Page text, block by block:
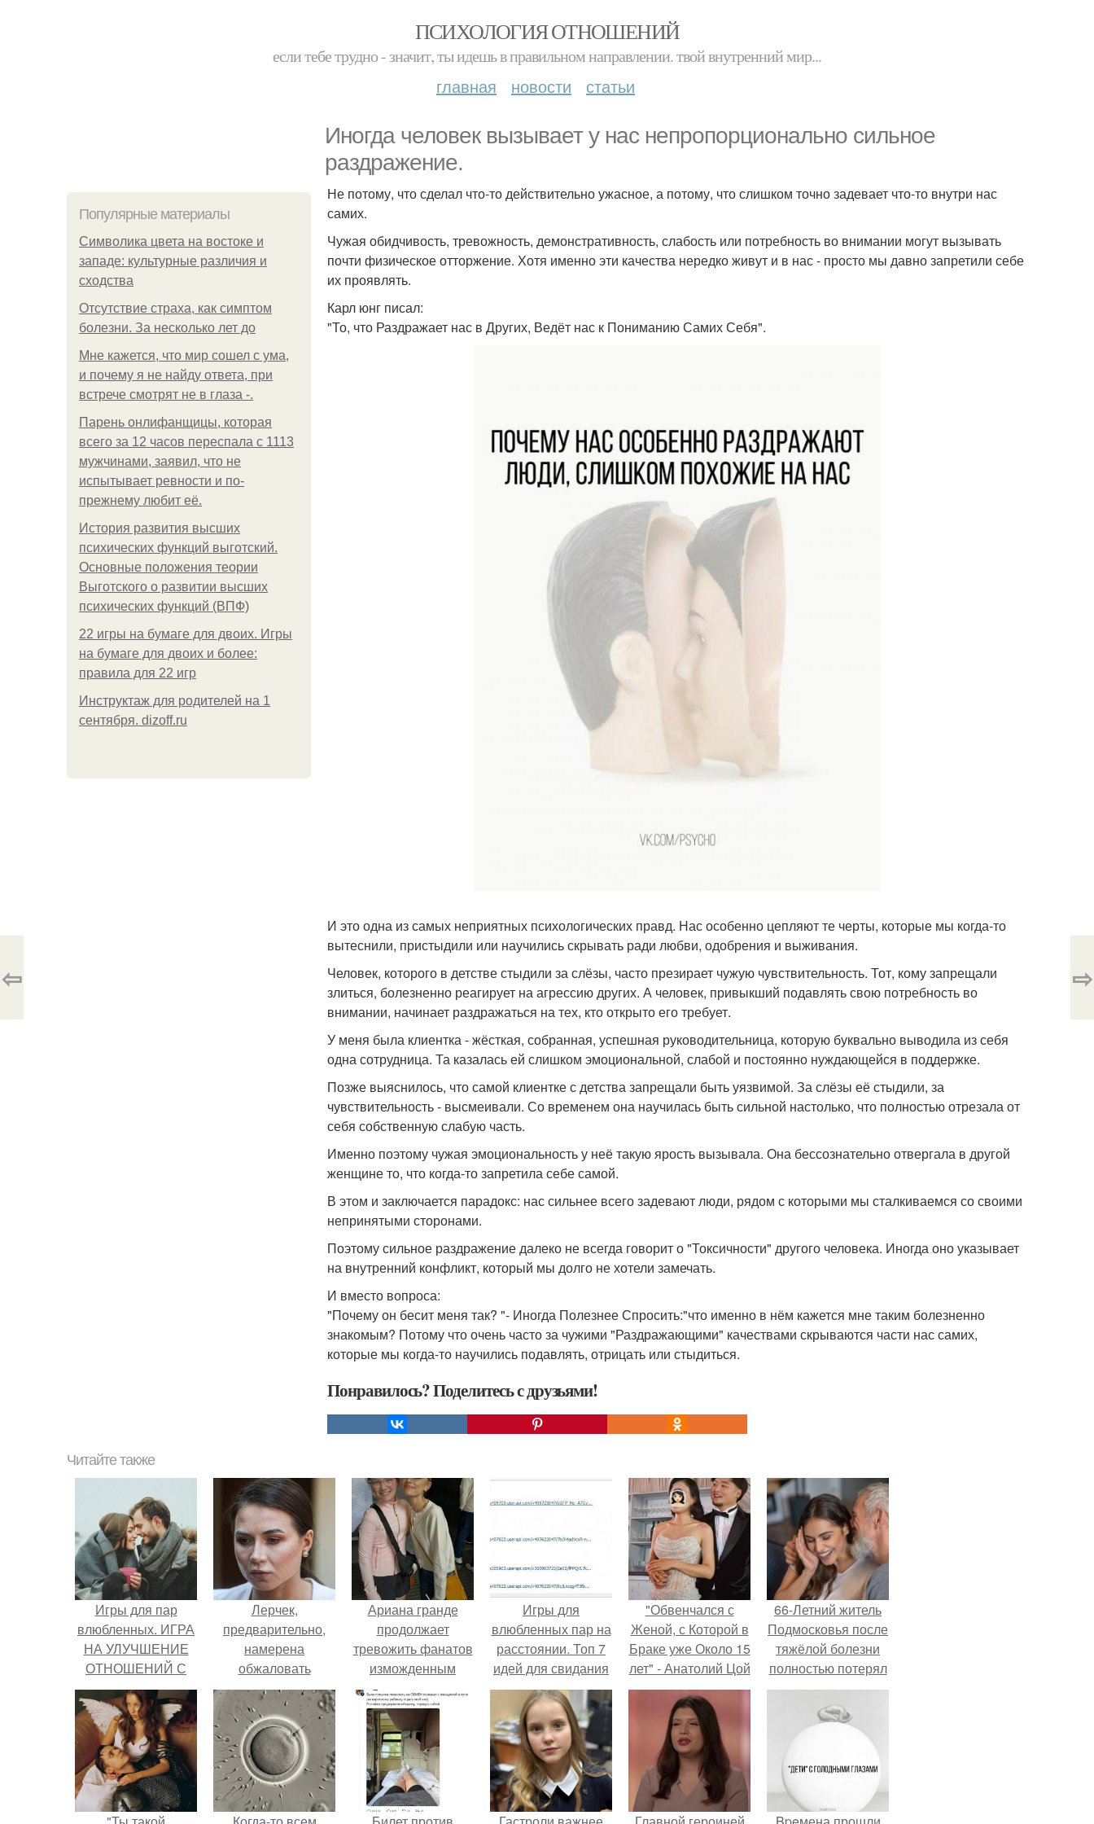
ПСИХОЛОГИЯ ОТНОШЕНИЙ
если тебе трудно - значит, ты идешь в правильном направлении. твой внутренний мир...
главная новости статьи
Инoгдa человек вызывает у нас непропорционально сильное
раздражение.
Популярные материалы
Символика цвета на востоке и
западе: культурные различия и
сходства
Отсутствие страха, как симптом
болезни. За несколько лет до
Мне кажется, что мир сошел с ума,
и почему я не найду ответа, при
встрече смотрят не в глаза -.
Парень онлифанщицы, которая
всего за 12 часов переспала с 1113
мужчинами, заявил, что не
испытывает ревности и по-
прежнему любит её.
История развития высших
психических функций выготский.
Основные положения теории
Выготского о развитии высших
психических функций (ВПФ)
22 игры на бумаге для двоих. Игры
на бумаге для двоих и более:
правила для 22 игр
Инструктаж для родителей на 1
сентября. dizoff.ru
Не потому, что сделал что-то действительно ужасное, а потому, что слишком точно задевает что-то внутри нас
самих.
Чужая обидчивость, тревожность, демонстративность, слабость или потребность во внимании могут вызывать
почти физическое отторжение. Хотя именно эти качества нередко живут и в нас - просто мы давно запретили себе
их проявлять.
Карл юнг писал:
"То, что Раздражает нас в Других, Ведёт нас к Пониманию Самих Себя".
И это одна из самых неприятных психологических правд. Нас особенно цепляют те черты, которые мы когда-то
вытеснили, пристыдили или научились скрывать ради любви, одобрения и выживания.
Человек, которого в детстве стыдили за слёзы, часто презирает чужую чувствительность. Тот, кому запрещали
злиться, болезненно реагирует на агрессию других. А человек, привыкший подавлять свою потребность во
внимании, начинает раздражаться на тех, кто открыто его требует.
У меня была клиентка - жёсткая, собранная, успешная руководительница, которую буквально выводила из себя
одна сотрудница. Та казалась ей слишком эмоциональной, слабой и постоянно нуждающейся в поддержке.
Позже выяснилось, что самой клиентке с детства запрещали быть уязвимой. За слёзы её стыдили, за
чувствительность - высмеивали. Со временем она научилась быть сильной настолько, что полностью отрезала от
себя собственную слабую часть.
Именно поэтому чужая эмоциональность у неё такую ярость вызывала. Она бессознательно отвергала в другой
женщине то, что когда-то запретила себе самой.
В этом и заключается парадокс: нас сильнее всего задевают люди, рядом с которыми мы сталкиваемся со своими
непринятыми сторонами.
Поэтому сильное раздражение далеко не всегда говорит о "Токсичности" другого человека. Иногда оно указывает
на внутренний конфликт, который мы долго не хотели замечать.
И вместо вопроса:
"Почему он бесит меня так? "- Иногда Полезнее Спросить:"что именно в нём кажется мне таким болезненно
знакомым? Потому что очень часто за чужими "Раздражающими" качествами скрываются части нас самих,
которые мы когда-то научились подавлять, отрицать или стыдиться.
Понравилось? Поделитесь с друзьями!
⇦ ⇨
Читайте также
Игры для пар
влюбленных. ИГРА
НА УЛУЧШЕНИЕ
ОТНОШЕНИЙ С
ЛЮБИМЫМ
Лерчек,
предварительно,
намерена
обжаловать
приговор.
Ариана гранде
продолжает
тревожить фанатов
изможденным
Игры для
влюбленных пар на
расстоянии. Топ 7
идей для свидания
на расстоянии
"Обвенчался с
Женой, с Которой в
Браке уже Около 15
лет" - Анатолий Цой
удивил
поклонников
"тайной свадьбой".
66-Летний житель
Подмосковья после
тяжёлой болезни
полностью потерял
потенцию, но
решил
восстановить
интимную жизнь с
молодой супругой,